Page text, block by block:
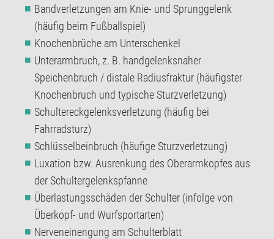
Bandverletzungen am Knie- und Sprunggelenk
(häufig beim Fußballspiel)
Knochenbrüche am Unterschenkel
Unterarmbruch, z. B. handgelenksnaher
Speichenbruch / distale Radiusfraktur (häufigster
Knochenbruch und typische Sturzverletzung)
Schultereckgelenksverletzung (häufig bei
Fahrradsturz)
Schlüsselbeinbruch (häufige Sturzverletzung)
Luxation bzw. Ausrenkung des Oberarmkopfes aus
der Schultergelenkspfanne
Überlastungsschäden der Schulter (infolge von
Überkopf- und Wurfsportarten)
Nerveneinengung am Schulterblatt